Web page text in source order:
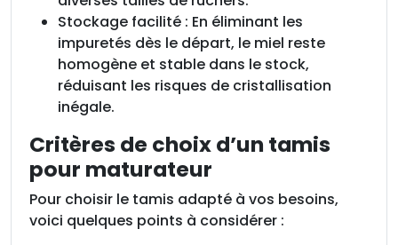
Stockage facilité : En éliminant les
impuretés dès le départ, le miel reste
homogène et stable dans le stock,
réduisant les risques de cristallisation
inégale.
Critères de choix d’un tamis
pour maturateur
Pour choisir le tamis adapté à vos besoins,
voici quelques points à considérer :